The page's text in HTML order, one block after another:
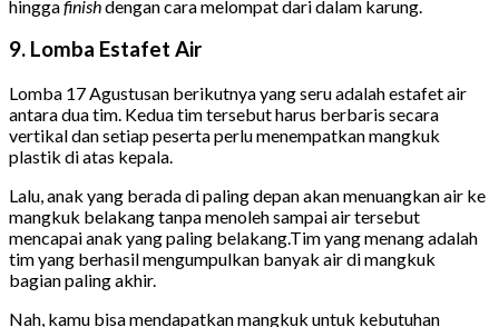
hinggafinishdengan cara melompat dari dalam karung.
9. Lomba Estafet Air
Lomba 17 Agustusan berikutnya yang seru adalah estafet air
antara dua tim. Kedua tim tersebutharus berbaris secara
vertikal dan setiap peserta perlu menempatkan mangkuk
plastik di atas kepala.
Lalu, anak yang berada di paling depan akan menuangkan air ke
mangkuk belakang tanpa menoleh sampai air tersebut
mencapai anak yang paling belakang.Tim yang menang adalah
tim yang berhasil mengumpulkan banyak air di mangkuk
bagian paling akhir.
Nah, kamu bisa mendapatkan mangkuk untuk kebutuhan